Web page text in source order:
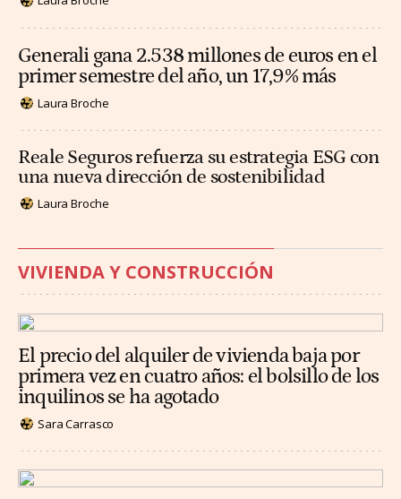
Generali gana 2.538 millones de euros en el
primer semestre del año, un 17,9% más
Laura Broche
Reale Seguros refuerza su estrategia ESG con
una nueva dirección de sostenibilidad
Laura Broche
VIVIENDA Y CONSTRUCCIÓN
El precio del alquiler de vivienda baja por
primera vez en cuatro años: el bolsillo de los
inquilinos se ha agotado
Sara Carrasco